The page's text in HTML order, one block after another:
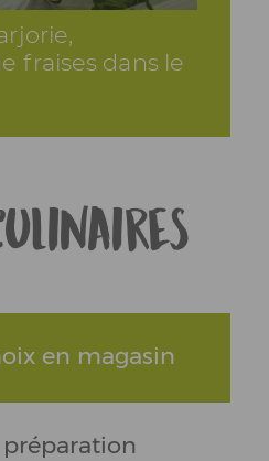
fraises dans le
en magasin
préparation